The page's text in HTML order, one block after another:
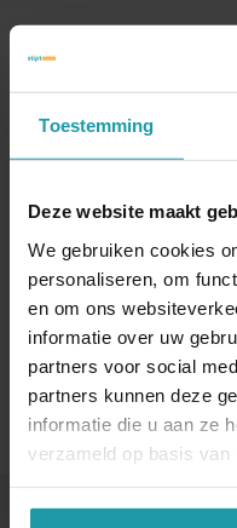
Toestemming
Deze website maakt
We gebruiken cookies
personaliseren, om
en om ons
informatie over uw
partners voor social
partners kunnen deze
informatie die u aan ze
verzameld op basis van
Blijf op de
Schrijf je
E-